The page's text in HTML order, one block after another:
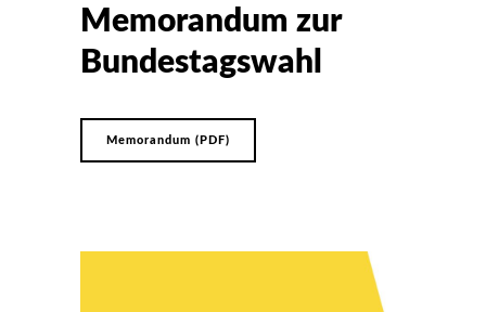
Memorandum zur
Bundestagswahl
Memorandum (PDF)